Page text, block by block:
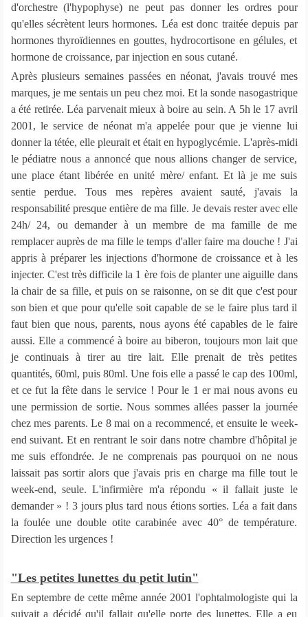
d'orchestre (l'hypophyse) ne peut pas donner les ordres pour
qu'elles sécrètent leurs hormones. Léa est donc traitée depuis par
hormones thyroïdiennes en gouttes, hydrocortisone en gélules, et
hormone de croissance, par injection en sous cutané.
Après plusieurs semaines passées en néonat, j'avais trouvé mes
marques, je me sentais un peu chez moi. Et la sonde nasogastrique
a été retirée. Léa parvenait mieux à boire au sein. A 5h le 17 avril
2001, le service de néonat m'a appelée pour que je vienne lui
donner la tétée, elle pleurait et était en hypoglycémie. L'après-midi
le pédiatre nous a annoncé que nous allions changer de service,
une place étant libérée en unité mère/ enfant. Et là je me suis
sentie perdue. Tous mes repères avaient sauté, j'avais la
responsabilité presque entière de ma fille. Je devais rester avec elle
24h/ 24, ou demander à un membre de ma famille de me
remplacer auprès de ma fille le temps d'aller faire ma douche ! J'ai
appris à préparer les injections d'hormone de croissance et à les
injecter. C'est très difficile la 1 ère fois de planter une aiguille dans
la chair de sa fille, et puis on se raisonne, on se dit que c'est pour
son bien et que pour qu'elle soit capable de se le faire plus tard il
faut bien que nous, parents, nous ayons été capables de le faire
aussi. Elle a commencé à boire au biberon, toujours mon lait que
je continuais à tirer au tire lait. Elle prenait de très petites
quantités, 60ml, puis 80ml. Une fois elle a passé le cap des 100ml,
et ce fut la fête dans le service ! Pour le 1 er mai nous avons eu
une permission de sortie. Nous sommes allées passer la journée
chez mes parents. Le 8 mai on a recommencé, et ensuite le week-
end suivant. Et en rentrant le soir dans notre chambre d'hôpital je
me suis effondrée. Je ne comprenais pas pourquoi on ne nous
laissait pas sortir alors que j'avais pris en charge ma fille tout le
week-end, seule. L'infirmière m'a répondu « il fallait juste le
demander » ! 3 jours plus tard nous étions sorties. Léa a fait dans
la foulée une double otite carabinée avec 40° de température.
Direction les urgences !
"Les petites lunettes du petit lutin"
En septembre de cette même année 2001 l'ophtalmologiste qui la
suivait a décidé qu'il fallait qu'elle porte des lunettes. Elle a eu